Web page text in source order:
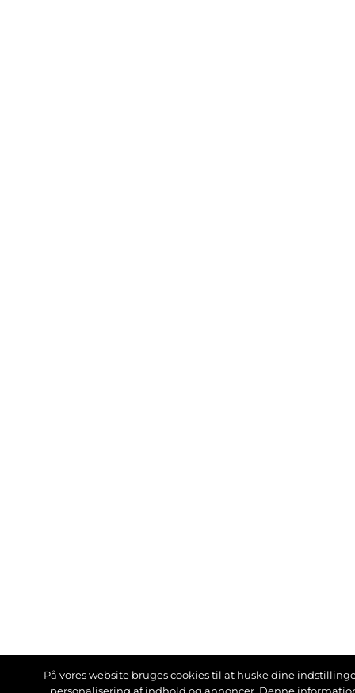
På vores website bruges cookies til at huske dine